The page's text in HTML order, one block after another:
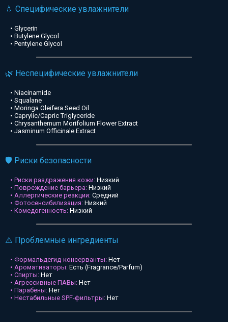
💧 Специфические увлажнители
• Glycerin
• Butylene Glycol
• Pentylene Glycol
🌿 Неспецифические увлажнители
• Niacinamide
• Squalane
• Moringa Oleifera Seed Oil
• Caprylic/Capric Triglyceride
• Chrysanthemum Morifolium Flower Extract
• Jasminum Officinale Extract
🛡️ Риски безопасности
• Риски раздражения кожи: Низкий
• Повреждение барьера: Низкий
• Аллергические реакции: Средний
• Фотосенсибилизация: Низкий
• Комедогенность: Низкий
⚠️ Проблемные ингредиенты
• Формальдегид-консерванты: Нет
• Ароматизаторы: Есть (Fragrance/Parfum)
• Спирты: Нет
• Агрессивные ПАВы: Нет
• Парабены: Нет
• Нестабильные SPF-фильтры: Нет